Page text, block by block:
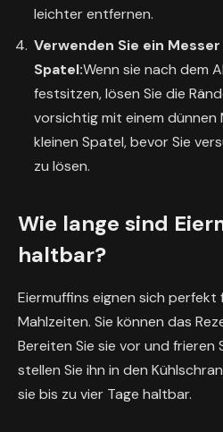
leichter entfernen.
Verwenden Sie ein
Spatel:Wenn sie nach dem
festsitzen, lösen Sie die
vorsichtig mit einem dünnen
kleinen Spatel, bevor Sie
zu lösen.
Wie lange sind
haltbar?
Eiermuffins eignen sich
Mahlzeiten. Sie können das
Bereiten Sie sie vor und frieren
stellen Sie ihn in den
sie bis zu vier Tage haltbar.